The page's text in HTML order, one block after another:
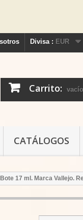
Divisa : EUR
Carrito: vacío
CATÁLOGOS
17 ml. Marca Vallejo.